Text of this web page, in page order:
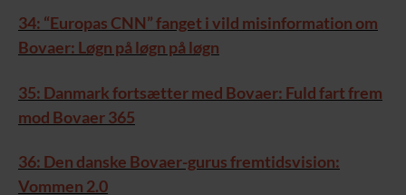
34: “Europas CNN” fanget i vild misinformation om
Bovaer: Løgn på løgn på løgn
35: Danmark fortsætter med Bovaer: Fuld fart frem
mod Bovaer 365
36: Den danske Bovaer-gurus fremtidsvision:
Vommen 2.0